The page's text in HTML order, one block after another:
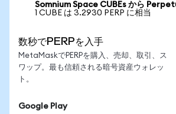
Somnium Space CUBEs から
1 CUBE は 3.2930 PERP に相当
数秒でPERPを入手
MetaMaskでPERPを購入、売却、取引、ス
ワップ。最も信頼される暗号資産ウォレッ
ト。
Google Play